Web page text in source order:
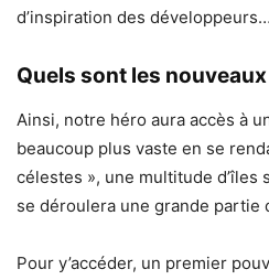
d’inspiration des
Quels sont les
Ainsi, notre héro aura accès à
beaucoup plus vaste en se
célestes », une multitude d’îles
se déroulera une grande partie
Pour y’accéder, un premier